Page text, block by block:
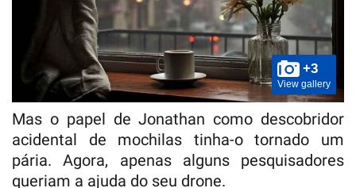
+3
View gallery
Mas o papel de Jonathan como descobridor
acidental de mochilas tinha-o tornado um
pária. Agora, apenas alguns pesquisadores
queriam a ajuda do seu drone.